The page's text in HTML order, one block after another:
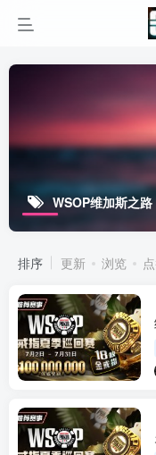
WSOP维加斯之路
排序 更新 浏览